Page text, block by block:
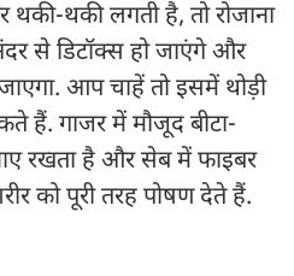
थकी लगती है, तो रोजाना
से डिटॉक्स हो जाएंगे और
आप चाहें तो इसमें थोड़ी
हैं. गाजर में मौजूद बीटा-
रखता है और सेब में फाइबर
को पूरी तरह पोषण देते हैं.